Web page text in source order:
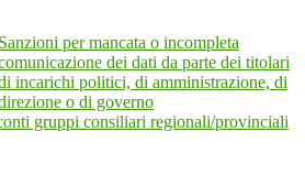
Sanzioni per mancata o incompleta
dei dati da parte dei titolari
incarichi politici, di amministrazione, di
o di governo
gruppi consiliari regionali/provinciali